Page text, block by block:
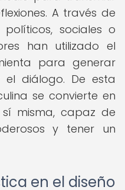
A través de
sociales o
han utilizado el
para generar
el diálogo. De esta
se convierte en
misma, capaz de
y tener un
en el diseño